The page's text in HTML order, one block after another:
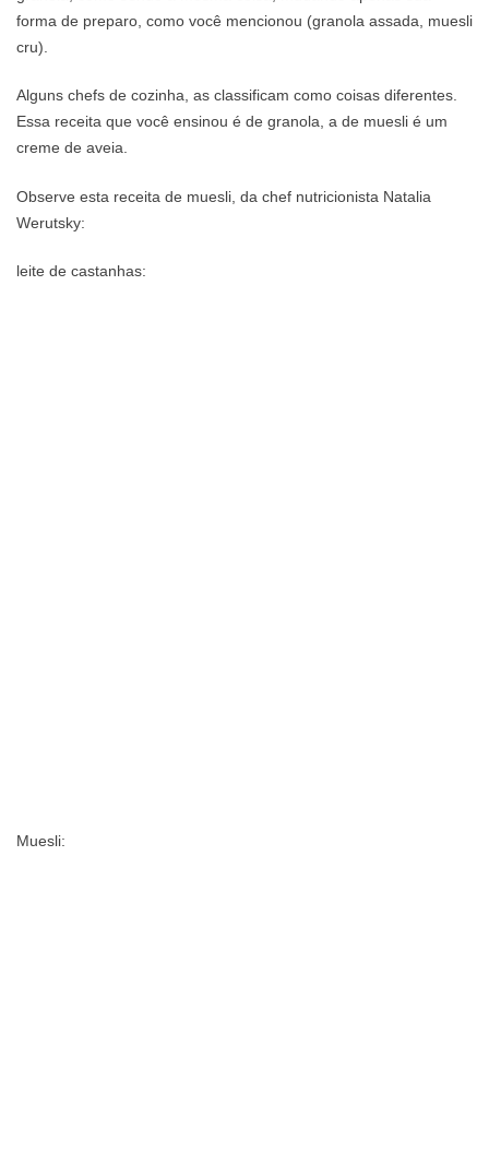
forma de preparo, como você mencionou (granola assada, muesli
cru).
Alguns chefs de cozinha, as classificam como coisas diferentes.
Essa receita que você ensinou é de granola, a de muesli é um
creme de aveia.
Observe esta receita de muesli, da chef nutricionista Natalia
Werutsky:
leite de castanhas:
Muesli: